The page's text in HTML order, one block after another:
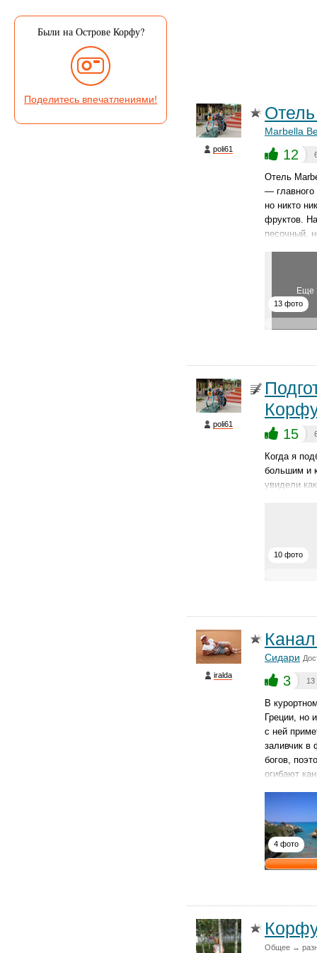
Были на Острове Корфу?
Поделитесь впечатлениями!
poli61
Marbella
12
Отель
— главного
но никто
фруктов.
песочный,
Еще
13 фото
poli61
15
Когда я
большим и
увидели
10 фото
iralda
Сидари
3 13
В
Греции, но
с ней
заливчик в
богов,
огибают
4 фото
Общее →